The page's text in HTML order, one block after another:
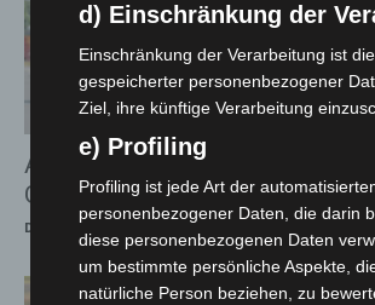
A2 bei Lehrte: Großkontrolle im
Güterverkehr legt jedes fünfte
Die Redaktion 26. Juni 2026
d) Einschränkung der
Einschränkung der Verarbeitung ist
gespeicherter personenbezogener
Ziel, ihre künftige Verarbeitung
e) Profiling
Profiling ist jede Art der
personenbezogener Daten, die darin
diese personenbezogenen Daten
um bestimmte persönliche Aspekte,
natürliche Person beziehen, zu